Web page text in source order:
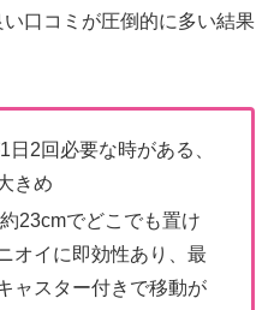
い口コミが圧倒的に多い結果
日2回必要な時がある、
きめ
23cmでどこでも置け
オイに即効性あり、最
ャスター付きで移動が